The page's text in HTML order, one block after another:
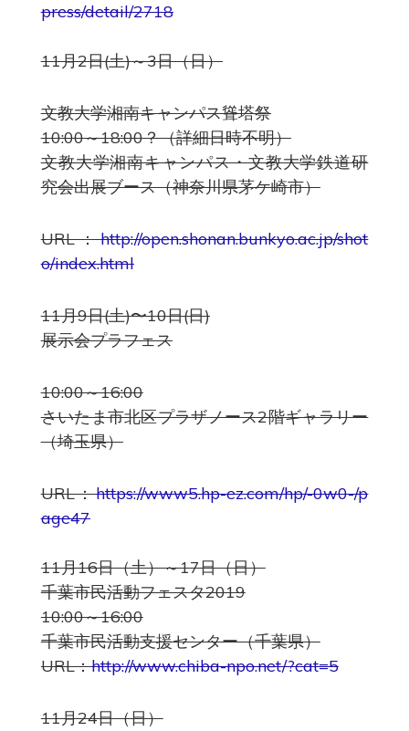
press/detail/2718
11月2日(土)～3日（日）
文教大学湘南キャンパス聳塔祭
10:00～18:00？（詳細日時不明）
文教大学湘南キャンパス・文教大学鉄道研
究会出展ブース（神奈川県茅ケ崎市）
URL：http://open.shonan.bunkyo.ac.jp/shot
o/index.html
11月9日(土)〜10日(日)
展示会プラフェス
10:00～16:00
さいたま市北区プラザノース2階ギャラリー
（埼玉県）
URL：https://www5.hp-ez.com/hp/-0w0-/p
age47
11月16日（土）～17日（日）
千葉市民活動フェスタ2019
10:00～16:00
千葉市民活動支援センター（千葉県）
URL：http://www.chiba-npo.net/?cat=5
11月24日（日）